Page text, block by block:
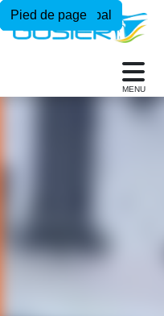
Menu principal
Contenu principal
Pied de page
MENU